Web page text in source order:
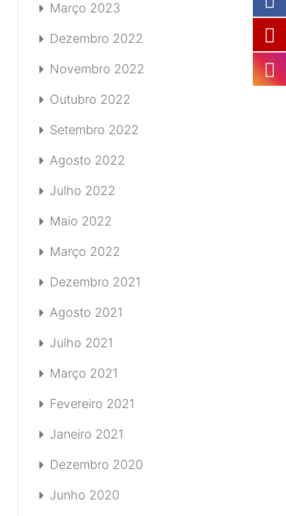
Março 2023
Dezembro 2022
Novembro 2022
Outubro 2022
Setembro 2022
Agosto 2022
Julho 2022
Maio 2022
Março 2022
Dezembro 2021
Agosto 2021
Julho 2021
Março 2021
Fevereiro 2021
Janeiro 2021
Dezembro 2020
Junho 2020